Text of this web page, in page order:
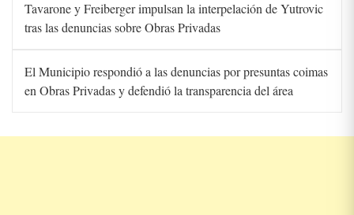
Tavarone y Freiberger impulsan la interpelación de Yutrovic
tras las denuncias sobre Obras Privadas
El Municipio respondió a las denuncias por presuntas coimas
en Obras Privadas y defendió la transparencia del área